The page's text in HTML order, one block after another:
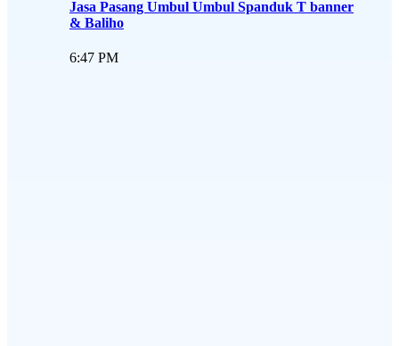
Jasa Pasang Umbul Umbul Spanduk T banner
& Baliho
6:47 PM